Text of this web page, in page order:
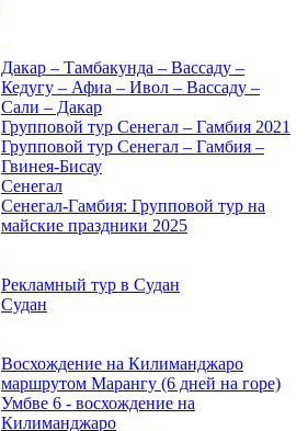
Дакар – Тамбакунда – Вассаду –
Кедугу – Афиа – Ивол – Вассаду –
Сали – Дакар
Групповой тур Сенегал – Гамбия 2021
Групповой тур Сенегал – Гамбия –
Гвинея-Бисау
Сенегал
Сенегал-Гамбия: Групповой тур на
майские праздники 2025
Рекламный тур в Cудан
Cудан
Восхождение на Килиманджаро
маршрутом Марангу (6 дней на горе)
Умбве 6 - восхождение на
Килиманджаро